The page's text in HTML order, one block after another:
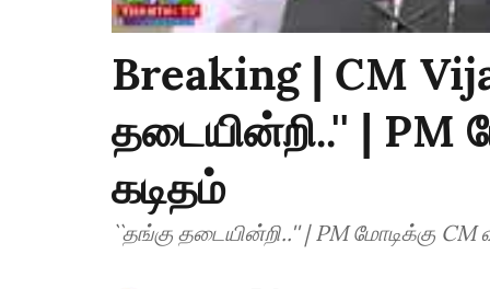
Breaking | CM
தடையின்றி..'' | PM
கடிதம்
``தங்கு தடையின்றி..'' | PM மோடிக்கு CM